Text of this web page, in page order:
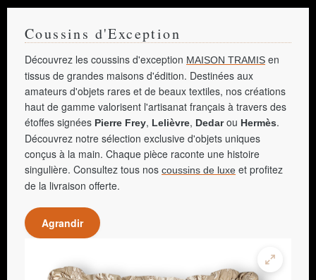
Coussins d'Exception
Découvrez les coussins d'exception MAISON TRAMIS en
tissus de grandes maisons d'édition. Destinées aux
amateurs d'objets rares et de beaux textiles, nos créations
haut de gamme valorisent l'artisanat français à travers des
étoffes signées Pierre Frey, Lelièvre, Dedarou Hermès.
Découvrez notre sélection exclusive d'objets uniques
conçus à la main. Chaque pièce raconte une histoire
singulière. Consultez tous nos coussins de luxe et profitez
de la livraison offerte.
Agrandir